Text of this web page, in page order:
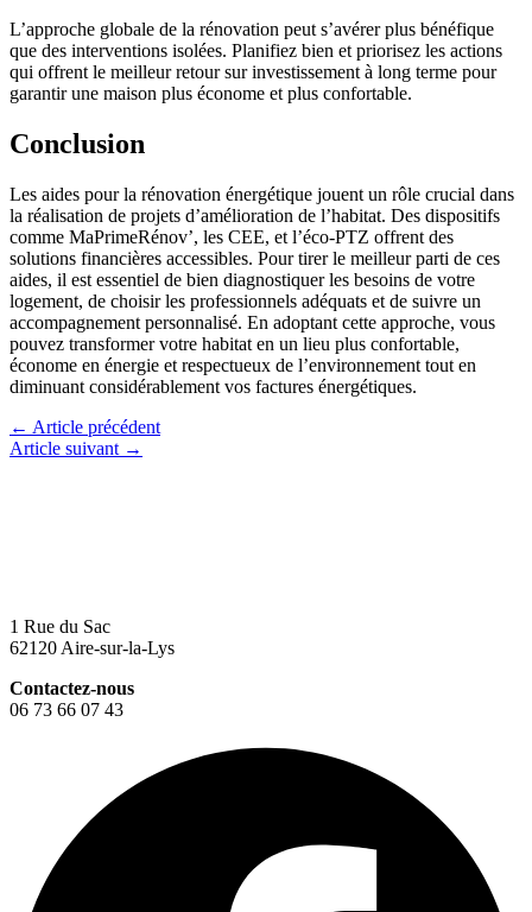
L’approche globale de la rénovation peut s’avérer plus bénéfique
que des interventions isolées. Planifiez bien et priorisez les actions
qui offrent le meilleur retour sur investissement à long terme pour
garantir une maison plus économe et plus confortable.
Conclusion
Les aides pour la rénovation énergétique jouent un rôle crucial dans
la réalisation de projets d’amélioration de l’habitat. Des dispositifs
comme MaPrimeRénov’, les CEE, et l’éco-PTZ offrent des
solutions financières accessibles. Pour tirer le meilleur parti de ces
aides, il est essentiel de bien diagnostiquer les besoins de votre
logement, de choisir les professionnels adéquats et de suivre un
accompagnement personnalisé. En adoptant cette approche, vous
pouvez transformer votre habitat en un lieu plus confortable,
économe en énergie et respectueux de l’environnement tout en
diminuant considérablement vos factures énergétiques.
← Article précédent
Article suivant →
1 Rue du Sac
62120 Aire-sur-la-Lys
Contactez-nous
06 73 66 07 43